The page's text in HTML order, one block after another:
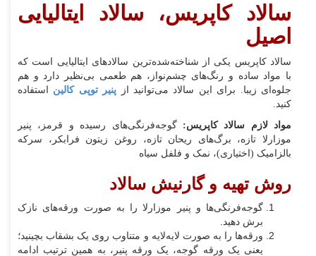
سالاد کاپریس، سالاد ایتالیایی
اصیل
سالاد کاپریس یکی از شناخته‌شده‌ترین سالادهای ایتالیایی است که
با مواد ساده و رنگ‌های چشم‌نواز، هم طعمی بی‌نظیر دارد و هم
جلوه‌ای زیبا. برای این سالاد می‌توانید از پنیر توپی کالین استفاده
کنید.
مواد لازم سالاد کاپریس:گوجه‌فرنگی‌های رسیده و قرمز، پنیر
موزارلا تازه، برگ‌های ریحان تازه، روغن زیتون فرابکر، سرکه
بالزامیک (اختیاری)، نمک و فلفل سیاه
روش تهیه و گارنیش سالاد
گوجه‌فرنگی‌ها و پنیر موزارلا را به صورت ورقه‌های نازک
برش دهید.
ورقه‌ها را به صورت لایه‌لایه و متناوب روی یک بشقاب بچینید؛
یعنی یک ورقه گوجه، یک ورقه پنیر، به همین ترتیب ادامه